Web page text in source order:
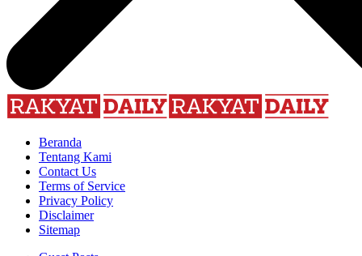
Beranda
Tentang Kami
Contact Us
Terms of Service
Privacy Policy
Disclaimer
Sitemap